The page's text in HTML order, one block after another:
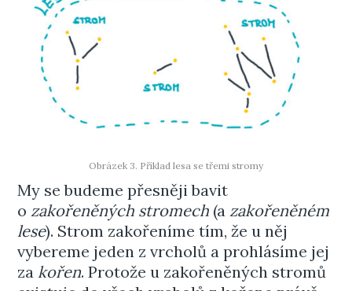
Obrázek 3. Příklad lesa se třemi stromy
My se budeme přesněji bavit
o zakořeněných stromech (a zakořeněném
lese). Strom zakořeníme tím, že u něj
vybereme jeden z vrcholů a prohlásíme jej
za kořen. Protože u zakořeněných stromů